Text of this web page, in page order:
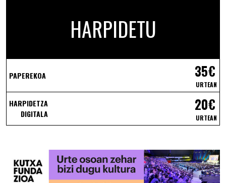
HARPIDETU
PAPEREKOA 35€
URTEAN
HARPIDETZA
DIGITALA
20€
URTEAN